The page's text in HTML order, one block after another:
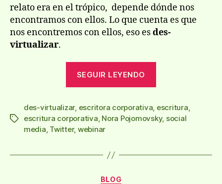
relato era en el trópico, depende dónde nos
encontramos con ellos. Lo que cuenta es que
nos encontremos con ellos, eso esdes-
virtualizar.
SEGUIR LEYENDO
Etiquetas
des-virtualizar, escritora corporativa, escritura,
escritura corporativa, Nora Pojomovsky, social
media, Twitter, webinar
Categorías
BLOG